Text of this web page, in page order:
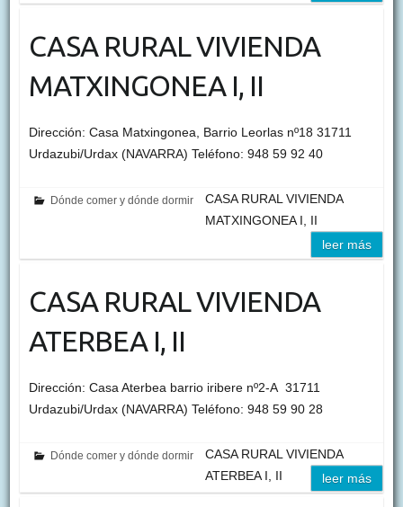
CASA RURAL VIVIENDA
MATXINGONEA I, II
Dirección: Casa Matxingonea, Barrio Leorlas nº18 31711
Urdazubi/Urdax (NAVARRA) Teléfono: 948 59 92 40
Dónde comer y dónde dormir
CASA RURAL VIVIENDA
MATXINGONEA I, II
leer más
CASA RURAL VIVIENDA
ATERBEA I, II
Dirección: Casa Aterbea barrio iribere nº2-A 31711
Urdazubi/Urdax (NAVARRA) Teléfono: 948 59 90 28
Dónde comer y dónde dormir
CASA RURAL VIVIENDA
ATERBEA I, II
leer más